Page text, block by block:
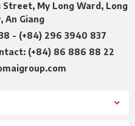
Street, My Long Ward, Long
An Giang
- (+84) 296 3940 837
(+84) 86 886 88 22